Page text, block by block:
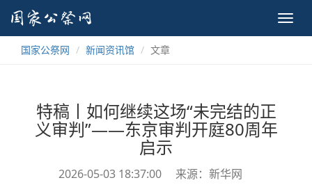
国家公祭网
新闻资讯馆 文章
特稿丨如何继续这场“未完结的正
义审判”——东京审判开庭80周年
启示
2026-05-03 18:37:00
来源：新华网